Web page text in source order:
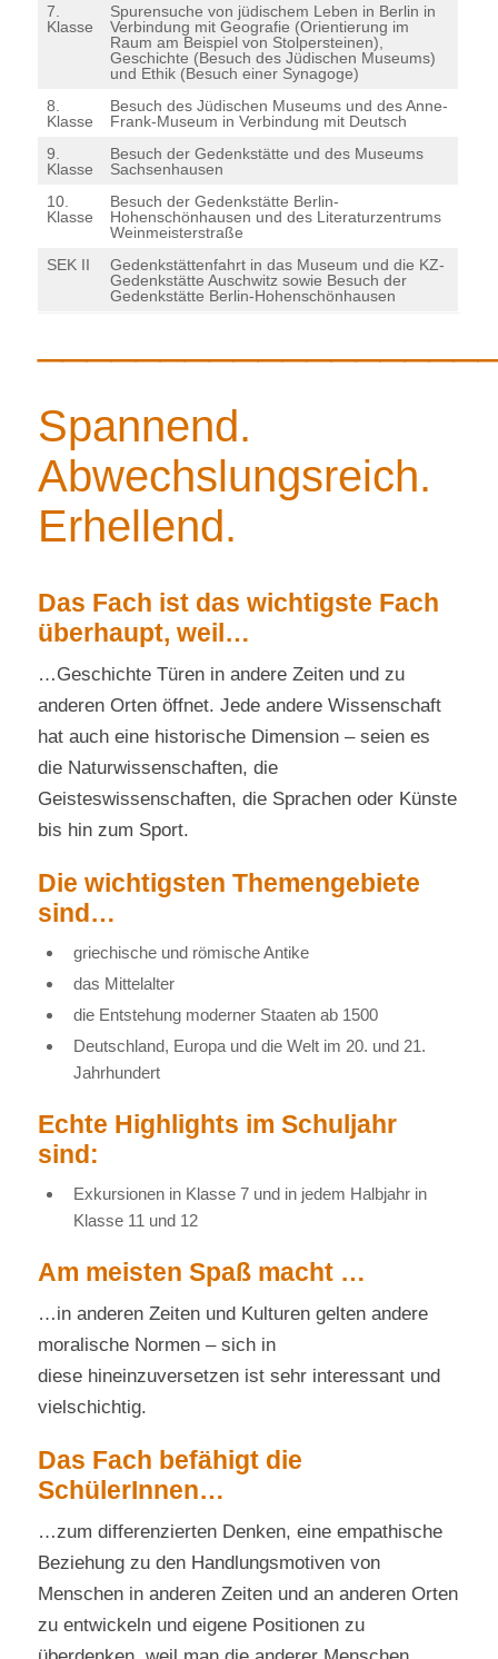
7.
Klasse
Spurensuche von jüdischem Leben in Berlin in
Verbindung mit Geografie (Orientierung im
Raum am Beispiel von Stolpersteinen),
Geschichte (Besuch des Jüdischen Museums)
und Ethik (Besuch einer Synagoge)
8.
Klasse
Besuch des Jüdischen Museums und des Anne-
Frank-Museum in Verbindung mit Deutsch
9.
Klasse
Besuch der Gedenkstätte und des Museums
Sachsenhausen
10.
Klasse
Besuch der Gedenkstätte Berlin-
Hohenschönhausen und des Literaturzentrums
Weinmeisterstraße
SEK II
Gedenkstättenfahrt in das Museum und die KZ-
Gedenkstätte Auschwitz sowie Besuch der
Gedenkstätte Berlin-Hohenschönhausen
Spannend.
Abwechslungsreich.
Erhellend.
Das Fach ist das wichtigste Fach
überhaupt, weil…
…Geschichte Türen in andere Zeiten und zu
anderen Orten öffnet. Jede andere Wissenschaft
hat auch eine historische Dimension – seien es
die Naturwissenschaften, die
Geisteswissenschaften, die Sprachen oder Künste
bis hin zum Sport.
Die wichtigsten Themengebiete
sind…
griechische und römische Antike
das Mittelalter
die Entstehung moderner Staaten ab 1500
Deutschland, Europa und die Welt im 20. und 21.
Jahrhundert
Echte Highlights im Schuljahr
sind:
Exkursionen in Klasse 7 und in jedem Halbjahr in
Klasse 11 und 12
Am meisten Spaß macht …
…in anderen Zeiten und Kulturen gelten andere
moralische Normen – sich in
diese hineinzuversetzen ist sehr interessant und
vielschichtig.
Das Fach befähigt die
SchülerInnen…
…zum differenzierten Denken, eine empathische
Beziehung zu den Handlungsmotiven von
Menschen in anderen Zeiten und an anderen Orten
zu entwickeln und eigene Positionen zu